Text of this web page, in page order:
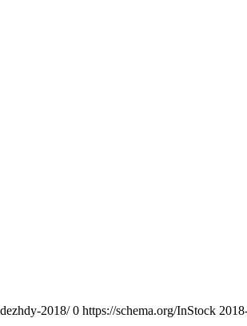
2018/ 0 https://schema.org/InStock